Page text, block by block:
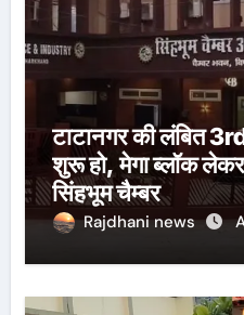
टाटानगर की लंबित
शुरू हो, मेगा ब्लॉक लेकर
सिंहभूम चैम्बर
Rajdhani news